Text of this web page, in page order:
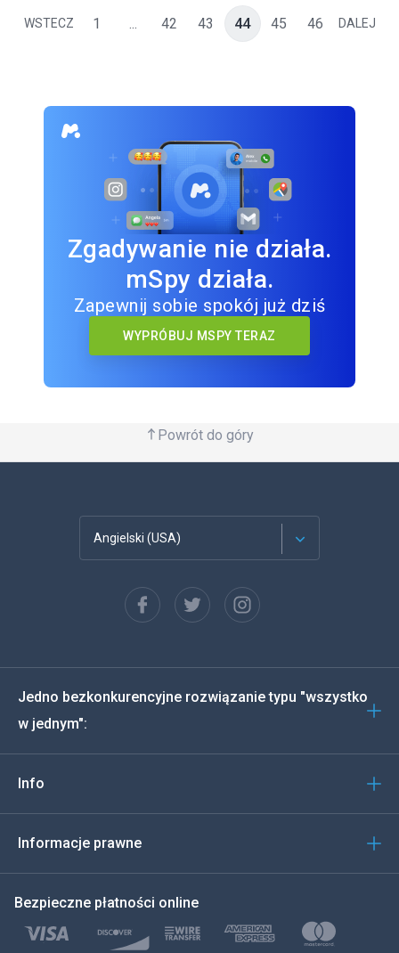
WSTECZ 1 ... 42 43 44 45 46 DALEJ
Zgadywanie nie działa.
mSpy działa.
Zapewnij sobie spokój już dziś
WYPRÓBUJ MSPY TERAZ
Powrót do góry
Angielski (USA)
Español
Deutsch
Włoski
한국의
Jedno bezkonkurencyjne rozwiązanie typu "wszystko
w jednym":
Info
Informacje prawne
Bezpieczne płatności online